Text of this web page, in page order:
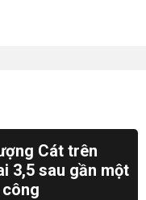
Cát trên
3,5 sau gần một